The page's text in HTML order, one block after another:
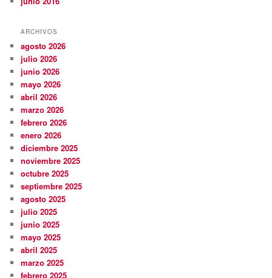
ARCHIVOS
agosto 2026
julio 2026
junio 2026
mayo 2026
abril 2026
marzo 2026
febrero 2026
enero 2026
diciembre 2025
noviembre 2025
octubre 2025
septiembre 2025
agosto 2025
julio 2025
junio 2025
mayo 2025
abril 2025
marzo 2025
febrero 2025